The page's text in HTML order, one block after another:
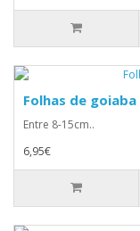
Folhas de
Entre 8-15cm..
6,95€